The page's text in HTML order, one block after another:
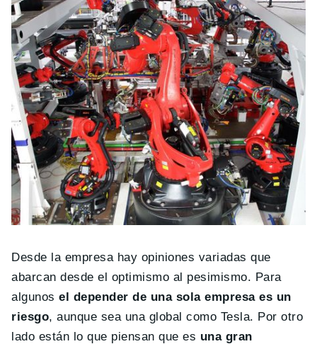
Desde la empresa hay opiniones variadas que
abarcan desde el optimismo al pesimismo. Para
algunosel depender de una sola empresa es un
riesgo, aunque sea una global como Tesla. Por otro
lado están lo que piensan que es una gran